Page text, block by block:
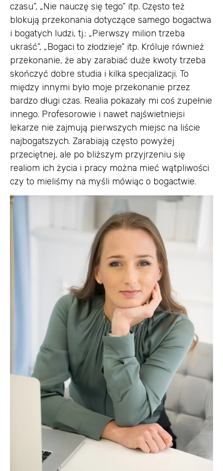
czasu”, „Nie nauczę się tego” itp. Często też
blokują przekonania dotyczące samego bogactwa
i bogatych ludzi, tj.: „Pierwszy milion trzeba
ukraść”, „Bogaci to złodzieje” itp. Króluje również
przekonanie, że aby zarabiać duże kwoty trzeba
skończyć dobre studia i kilka specjalizacji. To
między innymi było moje przekonanie przez
bardzo długi czas. Realia pokazały mi coś zupełnie
innego. Profesorowie i nawet najświetniejsi
lekarze nie zajmują pierwszych miejsc na liście
najbogatszych. Zarabiają często powyżej
przeciętnej, ale po bliższym przyjrzeniu się
realiom ich życia i pracy można mieć wątpliwości
czy to mieliśmy na myśli mówiąc o bogactwie.